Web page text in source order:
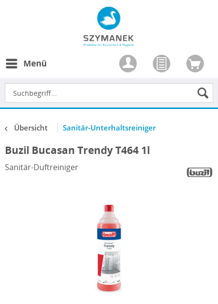
Menü
Übersicht Sanitär-Unterhaltsreiniger
Buzil Bucasan Trendy T464 1l
Sanitär-Duftreiniger